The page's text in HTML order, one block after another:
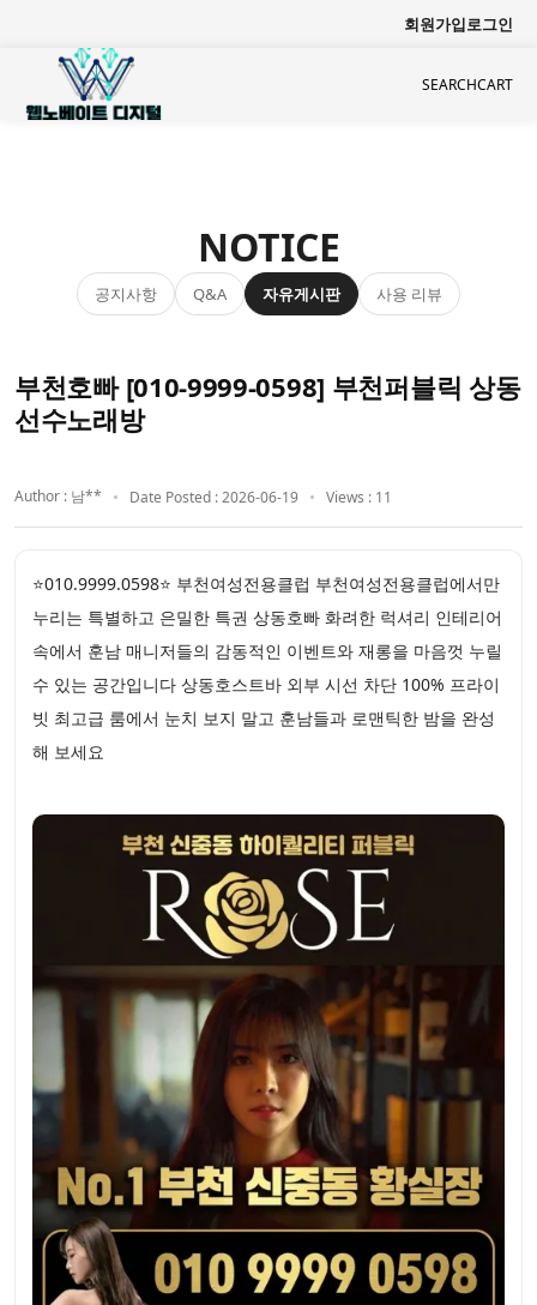
회원가입로그인
SEARCHCART
NOTICE
공지사항 Q&A 자유게시판 사용 리뷰
부천호빠 [010-9999-0598] 부천퍼블릭 상동
선수노래방
Author : 남** Date Posted : 2026-06-19 Views : 11
⭐010.9999.0598⭐ 부천여성전용클럽 부천여성전용클럽에서만
누리는 특별하고 은밀한 특권 상동호빠 화려한 럭셔리 인테리어
속에서 훈남 매니저들의 감동적인 이벤트와 재롱을 마음껏 누릴
수 있는 공간입니다 상동호스트바 외부 시선 차단 100% 프라이
빗 최고급 룸에서 눈치 보지 말고 훈남들과 로맨틱한 밤을 완성
해 보세요